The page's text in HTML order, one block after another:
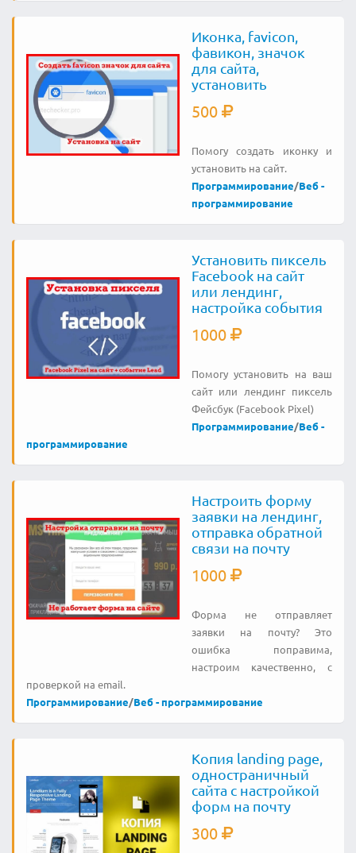
Иконка, favicon,
фавикон, значок
для сайта,
установить
500
Помогу создать иконку и
установить на сайт.
Программирование/Веб -
программирование
Установить пиксель
Facebook на сайт
или лендинг,
настройка события
1000
Помогу установить на ваш
сайт или лендинг пиксель
Фейсбук (Fаcebook Pixel)
Программирование/Веб -
программирование
Настроить форму
заявки на лендинг,
отправка обратной
связи на почту
1000
Форма не отправляет
заявки на почту? Это
ошибка поправима,
настроим качественно, с
проверкой на email.
Программирование/Веб - программирование
Копия landing page,
одностраничный
сайта с настройкой
форм на почту
300